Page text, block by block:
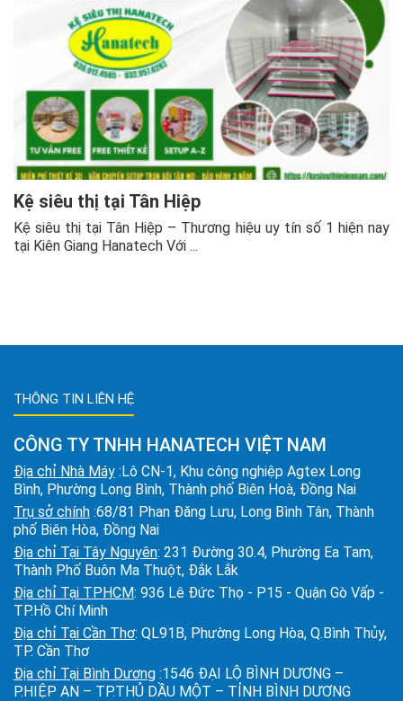
Kệ siêu thị tại Tân Hiệp
Kệ siêu thị tại Tân Hiệp – Thương hiệu uy tín số 1 hiện nay
tại Kiên Giang Hanatech Với ...
THÔNG TIN LIÊN HỆ
CÔNG TY TNHH HANATECH VIỆT NAM
Địa chỉ Nhà Máy :Lô CN-1, Khu công nghiệp Agtex Long
Bình, Phường Long Bình, Thành phố Biên Hoà, Đồng Nai
Trụ sở chính :68/81 Phan Đăng Lưu, Long Bình Tân, Thành
phố Biên Hòa, Đồng Nai
Địa chỉ Tại Tây Nguyên: 231 Đường 30.4, Phường Ea Tam,
Thành Phố Buôn Ma Thuột, Đắk Lắk
Địa chỉ Tại TPHCM: 936 Lê Đức Thọ - P15 - Quận Gò Vấp -
TP.Hồ Chí Minh
Địa chỉ Tại Cần Thơ: QL91B, Phường Long Hòa, Q.Bình Thủy,
TP. Cần Thơ
Địa chỉ Tại Bình Dương :1546 ĐẠI LỘ BÌNH DƯƠNG –
P.HIỆP AN – TP.THỦ DẦU MỘT – TỈNH BÌNH DƯƠNG